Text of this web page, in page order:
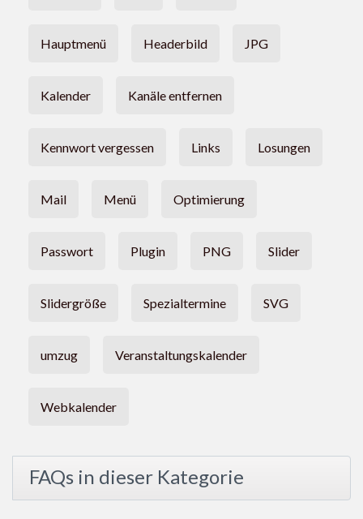
Hauptmenü Headerbild JPG
Kalender Kanäle entfernen
Kennwort vergessen Links Losungen
Mail Menü Optimierung
Passwort Plugin PNG Slider
Slidergröße Spezialtermine SVG
umzug Veranstaltungskalender
Webkalender
FAQs in dieser Kategorie